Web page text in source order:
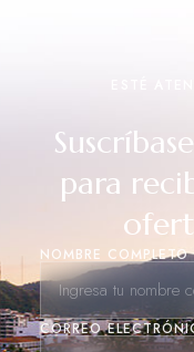
para
NOMBRE COMPLETO
CORREO